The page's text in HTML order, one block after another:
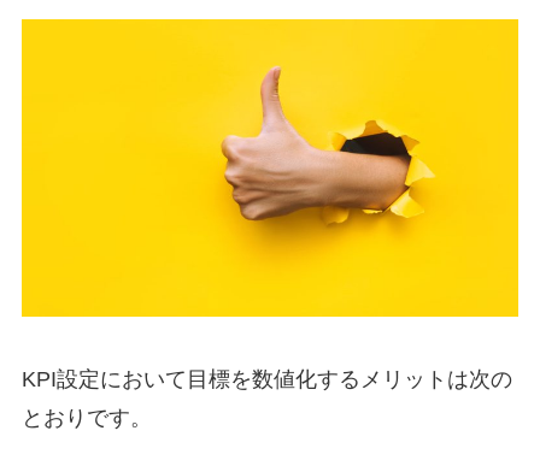
KPI設定において目標を数値化するメリットは次の
とおりです。